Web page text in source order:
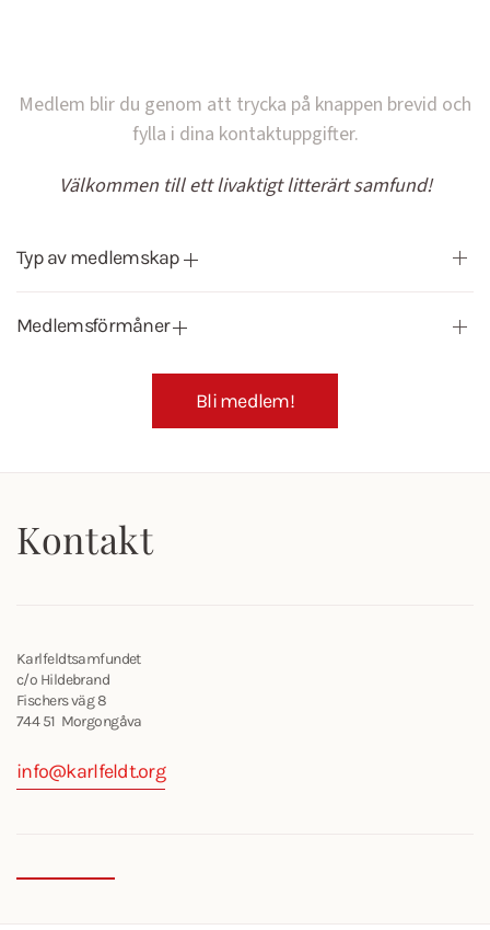
Medlem blir du genom att trycka på knappen brevid och
fylla i dina kontaktuppgifter.
Välkommen till ett livaktigt litterärt samfund!
Typ av medlemskap
Medlemsförmåner
Bli medlem!
Kontakt
Karlfeldtsamfundet
c/o Hildebrand
Fischers väg 8
744 51 Morgongåva
info@karlfeldt.org